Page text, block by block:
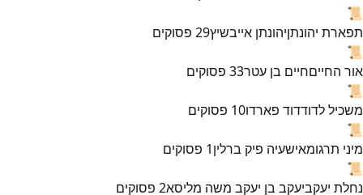
📜
תפארת יהונתןיהונתן אייבשיץ29 פסוקים
📜
אור החייםחיים בן עטר33 פסוקים
📜
משכיל לדודדוד פארדו10 פסוקים
📜
מיני תרגומאישעיה פיק ברלין1 פסוקים
📜
נחלת יעקביעקב בן יעקב משה מליסא2 פסוקים